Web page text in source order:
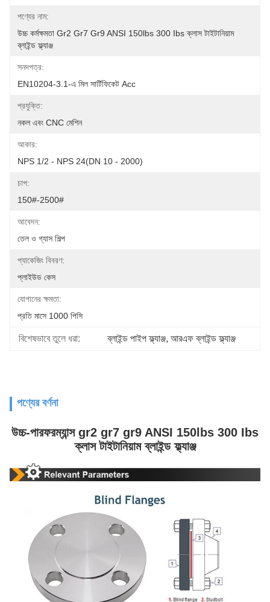
পণ্যের নাম:
উচ্চ কর্মক্ষমতা Gr2 Gr7 Gr9 ANSI 150lbs 300 Ibs ক্লাস টাইটানিয়াম
ব্লাইন্ড ফ্ল্যাঞ্জ
সনদপত্র:
EN10204-3.1-এ মিল সার্টিফিকেট Acc
প্রযুক্তি:
নকল এবং CNC মেশিন
আকার:
NPS 1/2 - NPS 24(DN 10 - 2000)
চাপ:
150#-2500#
আবেদন:
তেল ও গ্যাস শিল্প
প্যাকেজিং বিবরণ:
প্লাইউড কেস
যোগানের ক্ষমতা:
প্রতি মাসে 1000 পিসি
বিশেষভাবে তুলে ধরা: ব্লাইন্ড পাইপ ফ্ল্যাঞ্জ, আরএফ ব্লাইন্ড ফ্ল্যাঞ্জ
পণ্যের বর্ণনা
উচ্চ-পারফরম্যান্স gr2 gr7 gr9 ANSI 150lbs 300 Ibs
ক্লাস টাইটানিয়াম ব্লাইন্ড ফ্ল্যাঞ্জ